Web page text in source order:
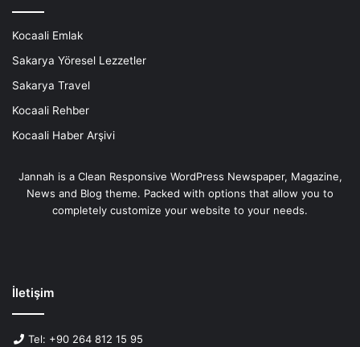
Kocaali Emlak
Sakarya Yöresel Lezzetler
Sakarya Travel
Kocaali Rehber
Kocaali Haber Arşivi
Jannah is a Clean Responsive WordPress Newspaper, Magazine,
News and Blog theme. Packed with options that allow you to
completely customize your website to your needs.
İletişim
Tel: +90 264 812 15 95